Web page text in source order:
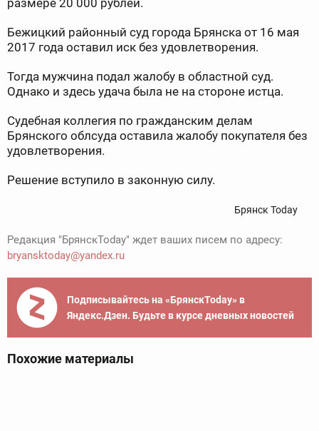
размере 20 000 рублей.
Бежицкий районный суд города Брянска от 16 мая
2017 года оставил иск без удовлетворения.
Тогда мужчина подал жалобу в областной суд.
Однако и здесь удача была не на стороне истца.
Судебная коллегия по гражданским делам
Брянского облсуда оставила жалобу покупателя без
удовлетворения.
Решение вступило в законную силу.
Брянск Today
Редакция "БрянскToday" ждет ваших писем по адресу:
bryansktoday@yandex.ru
Подписывайтесь на «БрянскToday» в
Яндекс.Дзен. Будьте в курсе дневных новостей
Похожие материалы